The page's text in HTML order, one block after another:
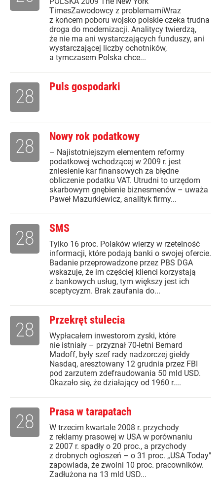
TimesZawodowcy z problemamiWraz
z końcem poboru wojsko polskie czeka trudna
droga do modernizacji. Analitycy twierdzą,
że nie ma ani wystarczających funduszy, ani
wystarczającej liczby ochotników,
a tymczasem Polska chce...
Puls gospodarki
28
Nowy rok podatkowy
– Najistotniejszym elementem reformy
podatkowej wchodzącej w 2009 r. jest
zniesienie kar finansowych za błędne
obliczenie podatku VAT. Utrudni to urzędom
skarbowym gnębienie biznesmenów – uważa
Paweł Mazurkiewicz, analityk firmy...
28
SMS
Tylko 16 proc. Polaków wierzy w rzetelność
informacji, które podają banki o swojej ofercie.
Badanie przeprowadzone przez PBS DGA
wskazuje, że im częściej klienci korzystają
z bankowych usług, tym większy jest ich
sceptycyzm. Brak zaufania do...
28
Przekręt stulecia
Wypłacałem inwestorom zyski, które
nie istniały – przyznał 70-letni Bernard
Madoff, były szef rady nadzorczej giełdy
Nasdaq, aresztowany 12 grudnia przez FBI
pod zarzutem zdefraudowania 50 mld USD.
Okazało się, że działający od 1960 r....
28
Prasa w tarapatach
W trzecim kwartale 2008 r. przychody
z reklamy prasowej w USA w porównaniu
z 2007 r. spadły o 20 proc., a przychody
z drobnych ogłoszeń – o 31 proc. „USA Today"
zapowiada, że zwolni 10 proc. pracowników.
Zadłużona na 13 mld USD...
28